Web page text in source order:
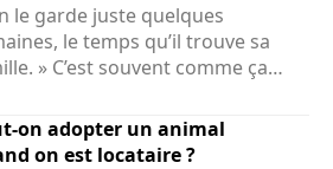
le garde juste quelques
le temps qu’il trouve sa
» C’est souvent comme ça
on adopter un animal
on est locataire ?